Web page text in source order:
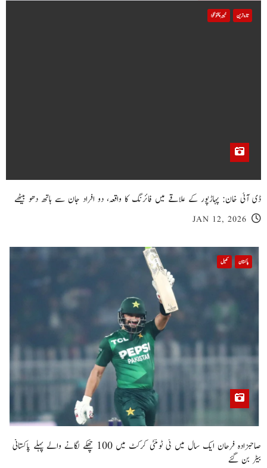
تازہ ترین خیبر پختونخوا
ڈی آئی خان: پہاڑپور کے علاقے میں فائرنگ کا واقعہ، دو افراد جان سے ہاتھ دھو بیٹھے
JAN 12, 2026
پاکستان کھیل
صاحبزادہ فرحان ایک سال میں ٹی ٹوئنٹی کرکٹ میں 100 چھکے لگانے والے پہلے پاکستانی
بیٹر بن گئے